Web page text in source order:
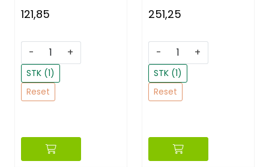
121,85
- +
STK (1)
Reset
251,25
- +
STK (1)
Reset